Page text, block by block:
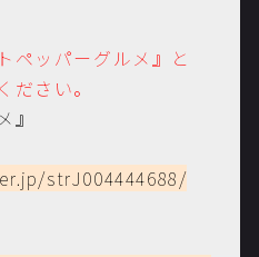
ペッパーグルメ』と
ださい。
』
strJ004444688/